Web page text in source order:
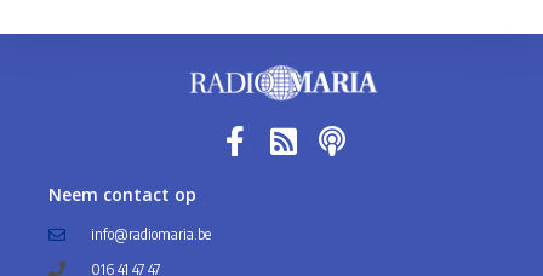
Neem contact op
info@radiomaria.be
016 41 47 47